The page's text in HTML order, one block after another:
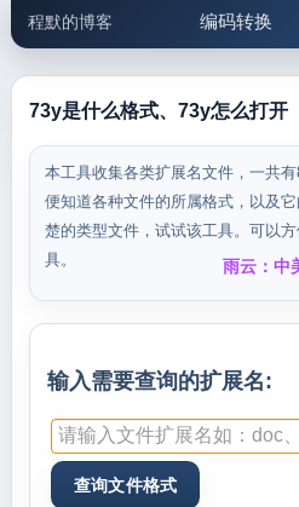
程默的博客 编码转换
邮件工具 生活便民
5.1支付宝大
73y是什么格式、73y怎么打开
本工具收集各类扩展名文件，一共
便知道各种文件的所属格式，以及
楚的类型文件，试试该工具。可以
具。
雨云：中
输入需要查询的扩展名: